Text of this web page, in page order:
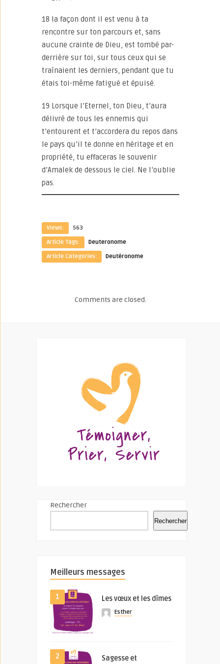
18 la façon dont il est venu à ta
rencontre sur ton parcours et, sans
aucune crainte de Dieu, est tombé par-
derrière sur toi, sur tous ceux qui se
traînaient les derniers, pendant que tu
étais toi-même fatigué et épuisé.
19 Lorsque l’Eternel, ton Dieu, t’aura
délivré de tous les ennemis qui
t’entourent et t’accordera du repos dans
le pays qu’il te donne en héritage et en
propriété, tu effaceras le souvenir
d’Amalek de dessous le ciel. Ne l’oublie
pas.
Views:
563
Article Tags:
Deuteronome
Article Categories:
Deutéronome
Comments are closed.
Rechercher
Rechercher
Meilleurs messages
1 Les vœux et les dîmes
Esther
2
Sagesse et